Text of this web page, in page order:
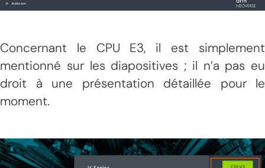
Concernant le CPU E3, il est simplement
mentionné sur les diapositives ; il n’a pas eu
droit à une présentation détaillée pour le
moment.